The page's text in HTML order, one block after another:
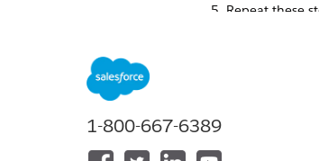
Repeat these
RATKAISIKO
Anna palautetta,
1-800-667-6389